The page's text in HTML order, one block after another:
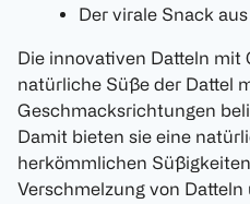
Der virale Snack
Die innovativen Datteln mit
natürliche Süße der Dattel
Geschmacksrichtungen
Damit bieten sie eine
herkömmlichen
Verschmelzung von